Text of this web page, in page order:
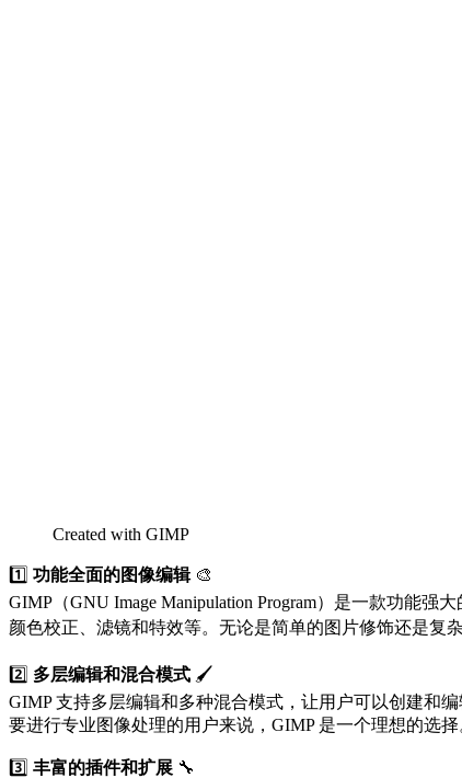
Created with GIMP
1️⃣ 功能全面的图像编辑🎨
GIMP（GNU Image Manipulation Program）是一款功能强
颜色校正、滤镜和特效等。无论是简单的图片修饰还是复
2️⃣ 多层编辑和混合模式 🖌️
GIMP 支持多层编辑和多种混合模式，让用户可以创建和
要进行专业图像处理的用户来说，GIMP 是一个理想的选择
3️⃣ 丰富的插件和扩展 🔧